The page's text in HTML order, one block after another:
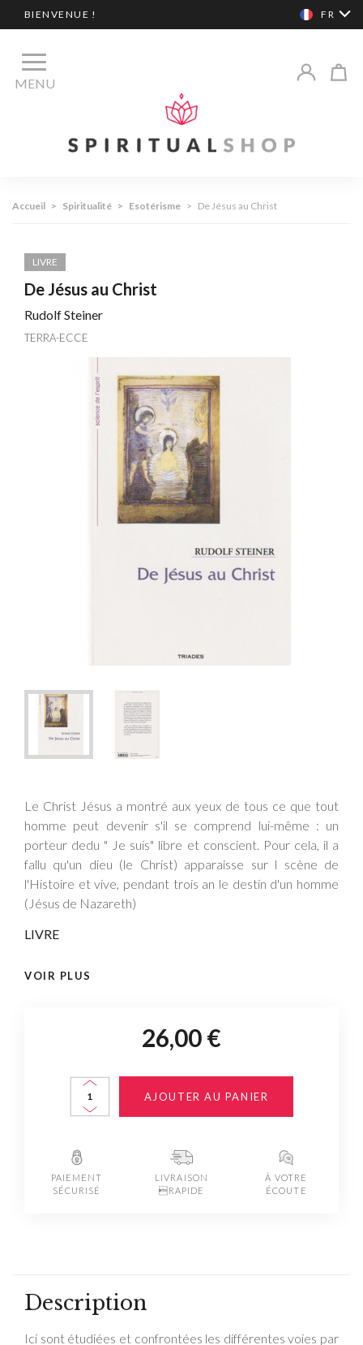
BIENVENUE ! FR
MENU
Accueil > Spiritualité > Esotérisme > De Jésus au Christ
LIVRE
De Jésus au Christ
Rudolf Steiner
TERRA-ECCE
Le Christ Jésus a montré aux yeux de tous ce que tout
homme peut devenir s'il se comprend lui-même : un
porteur dedu " Je suis" libre et conscient. Pour cela, il a
fallu qu'un dieu (le Christ) apparaisse sur l scène de
l'Histoire et vive, pendant trois an le destin d'un homme
(Jésus de Nazareth)
LIVRE
VOIR PLUS
26,00 €
AJOUTER AU PANIER
PAIEMENT
SÉCURISÉ
LIVRAISON
RAPIDE
À VOTRE
ÉCOUTE
Description
Ici sont étudiées et confrontées les différentes voies par